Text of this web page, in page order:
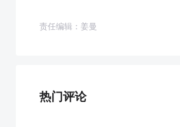
责任编辑：姜曼
热门评论